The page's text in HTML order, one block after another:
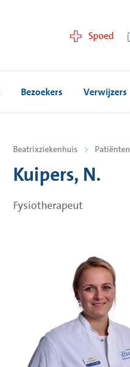
Spoed
Bezoekers Verwijzers
Beatrixziekenhuis Patiënten
Kuipers, N.
Fysiotherapeut